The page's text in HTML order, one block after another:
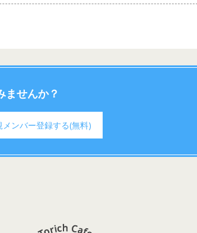
ませんか？
メンバー登録する(無料)